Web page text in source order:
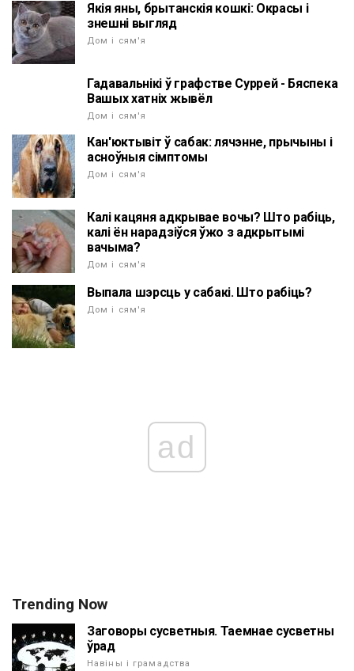
Якія яны, брытанскія кошкі: Окрасы і
знешні выгляд
Дом і сям'я
Гадавальнікі ў графстве Суррей - Бяспека
Вашых хатніх жывёл
Дом і сям'я
Кан'юктывіт ў сабак: лячэнне, прычыны і
асноўныя сімптомы
Дом і сям'я
Калі кацяня адкрывае вочы? Што рабіць,
калі ён нарадзіўся ўжо з адкрытымі
вачыма?
Дом і сям'я
Выпала шэрсць у сабакі. Што рабіць?
Дом і сям'я
ad
Trending Now
Заговоры сусветныя. Таемнае сусветны
ўрад
Навіны і грамадства